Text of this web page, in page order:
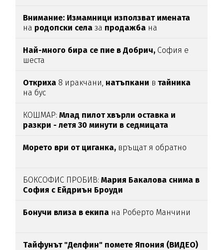
Внимание: Измамници използват имената
на родопски села за продажба на
Най-много бира се пие в Добрич, София е
шеста
Откриха 8 иракчани, натъпкани втайника
на бус
КОШМАР:Млад пилот хвърли оставка и
разкри - летя 30 минути в седмицата
Морето ври от циганка, връщат я обратно
БОКСОФИС ПРОБИВ:Мария Бакалова снима в
София с Ейдриън Броуди
Бонучи влиза в екипа на Роберто Манчини
Тайфунът "Делфин" помете Япония (ВИДЕО)